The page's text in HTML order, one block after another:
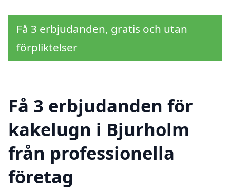
Få 3 erbjudanden, gratis och utan
förpliktelser
Få 3 erbjudanden för
kakelugn i Bjurholm
från professionella
företag